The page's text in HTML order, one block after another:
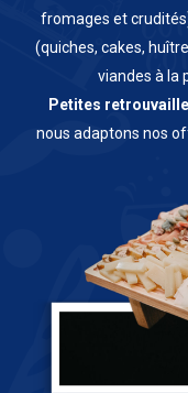
fromages et
(quiches, cakes,
viandes à la
Petites
nous adaptons nos